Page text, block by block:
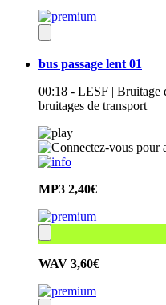
bus passage lent 01
00:18 - LESF | Bruitage
bruitages de transport
MP3 2,40€
WAV 3,60€